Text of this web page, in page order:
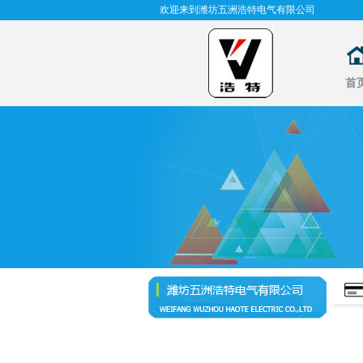
欢迎来到潍坊五洲浩特电气有限公司
首